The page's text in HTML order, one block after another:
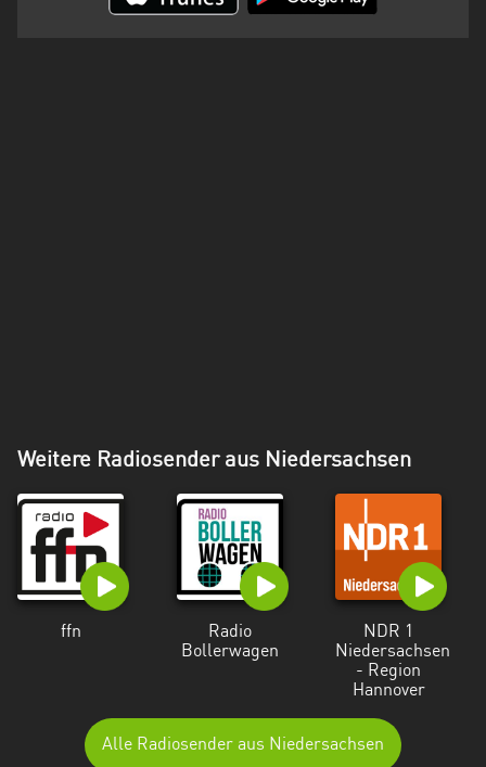
Weitere Radiosender aus Niedersachsen
ffn
Radio
Bollerwagen
NDR 1
Niedersachsen
- Region
Hannover
Alle Radiosender aus Niedersachsen